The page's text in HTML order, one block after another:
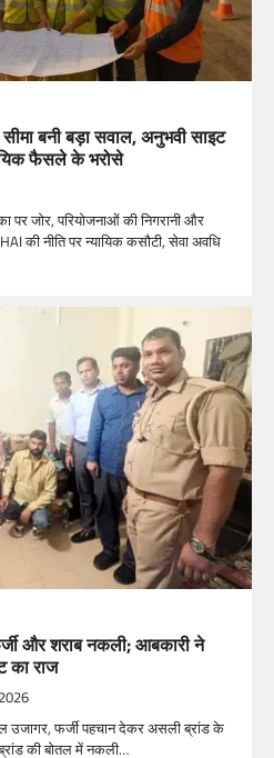
बनी बड़ा सवाल, अनुभवी साइट
फैसले के भरोसे
पर जोर, परियोजनाओं की निगरानी और
की नीति पर न्यायिक कसौटी, सेवा अवधि
और शराब नकली; आबकारी ने
का राज
फर्जी पहचान देकर असली ब्रांड के
की बोतल में नकली…